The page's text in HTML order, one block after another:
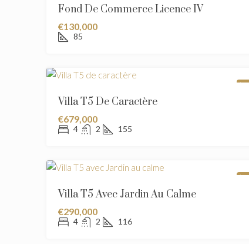
Fond De Commerce Licence IV
€130,000
85
Villa T5 De Caractère
€679,000
4 2 155
Villa T5 Avec Jardin Au Calme
€290,000
4 2 116